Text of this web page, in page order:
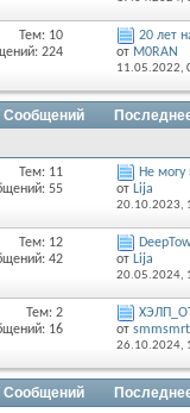
Тем: 10
224
20 лет
от M0RAN
11.05.2022,
Сообщений
Тем: 11
55
Не могу
от Lija
20.10.2023,
Тем: 12
42
от Lija
20.05.2024,
Тем: 2
16
от
26.10.2024,
Сообщений